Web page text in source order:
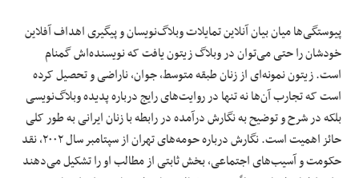
پیوستگی‌ها میان بیان آنلاین تمایلات وبلاگ‌نویسان و پیگیری اهداف آفلاین
خودشان را حتی می‌توان در وبلاگ زیتون یافت که نویسنده‌اش گمنام
است. زیتون نمونه‌ای از زنان طبقه متوسط، جوان، ناراضی و تحصیل کرده
است که تجارب آن‌ها نه تنها در روایت‌های رایج درباره پدیده وبلاگ‌نویسی
بلکه در شرح و توضیح به نگارش درآمده در رابطه با زنان ایرانی به طور کلی
حائز اهمیت است. نگارش درباره حومه‌های تهران از سپتامبر سال ۲۰۰۲، نقد
حکومت و آسیب‌های اجتماعی، بخش ثابتی از مطالب او را تشکیل می‌دهند